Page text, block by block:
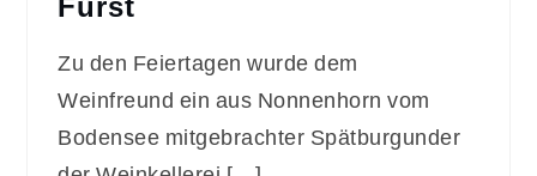
Fürst
Zu den Feiertagen wurde dem
Weinfreund ein aus Nonnenhorn vom
Bodensee mitgebrachter Spätburgunder